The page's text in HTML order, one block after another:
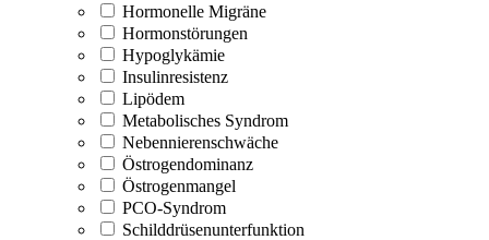
Hormonelle Migräne
Hormonstörungen
Hypoglykämie
Insulinresistenz
Lipödem
Metabolisches Syndrom
Nebennierenschwäche
Östrogendominanz
Östrogenmangel
PCO-Syndrom
Schilddrüsenunterfunktion